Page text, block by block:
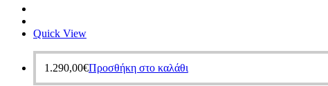
Quick View
1.290,00€Προσθήκη στο καλάθι